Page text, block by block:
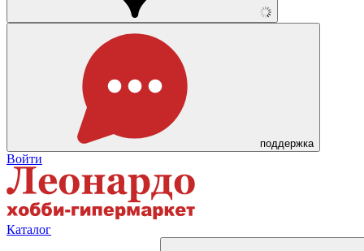
поддержка
Войти
Каталог